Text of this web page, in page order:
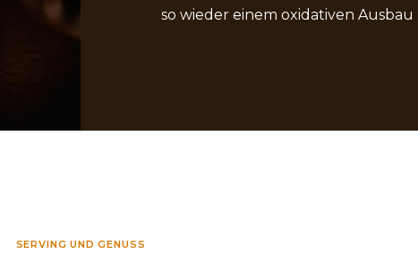
so wieder einem oxidativen
SERVING UND GENUSS